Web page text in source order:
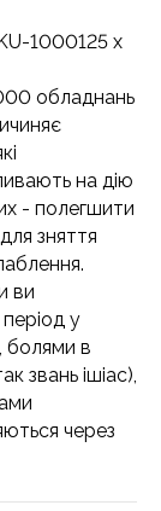
1000125 x
обладнань
на дію
- полегшити
зняття
ви
у
болями в
звань ішіас),
через